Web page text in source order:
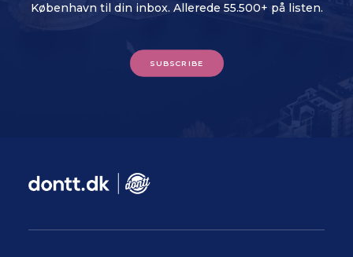
København til din inbox. Allerede 55.500+ på listen.
SUBSCRIBE